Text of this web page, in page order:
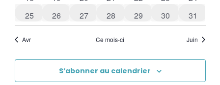
0 évènements
25 1 évènement
26 1 évènement
27 0 évènements
28 0 évènements
29 0 évènements
30 0
31
Avr Ce mois-ci Juin
S’abonner au calendrier